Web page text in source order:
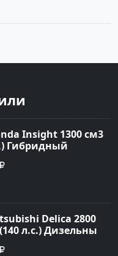
Insight 1300 см3
Гибридный
в Краснодар: цвет
2009 года по
Delica 2800
л.с.) Дизельный
: цвет Белый